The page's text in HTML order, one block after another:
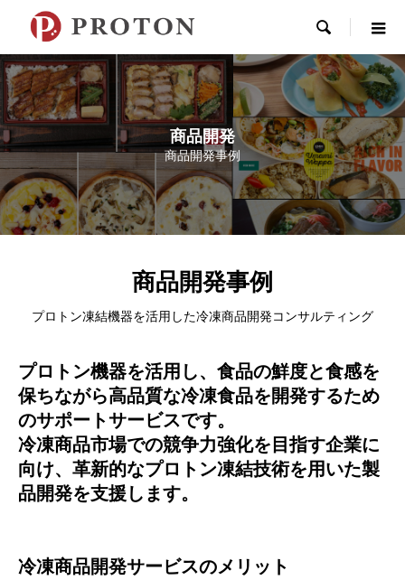

商品開発
商品開発事例
商品開発事例
プロトン凍結機器を活用した冷凍商品開発コンサルティング
プロトン機器を活用し、食品の鮮度と食感を
保ちながら高品質な冷凍食品を開発するため
のサポートサービスです。
冷凍商品市場での競争力強化を目指す企業に
向け、革新的なプロトン凍結技術を用いた製
品開発を支援します。
冷凍商品開発サービスのメリット